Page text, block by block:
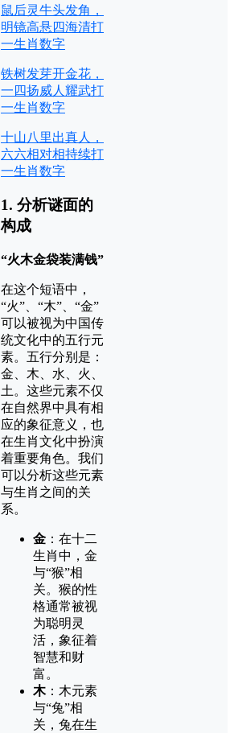
鼠后灵牛头发角，
明镜高悬四海清打
一生肖数字
铁树发芽开金花，
一四扬威人耀武打
一生肖数字
十山八里出真人，
六六相对相持续打
一生肖数字
1. 分析谜面的
构成
“火木金袋装满钱”
在这个短语中，
“火”、“木”、“金”
可以被视为中国传
统文化中的五行元
素。五行分别是：
金、木、水、火、
土。这些元素不仅
在自然界中具有相
应的象征意义，也
在生肖文化中扮演
着重要角色。我们
可以分析这些元素
与生肖之间的关
系。
金 ：在十二
生肖中，金
与“猴”相
关。猴的性
格通常被视
为聪明灵
活，象征着
智慧和财
富。
木：木元素
与“兔”相
关，兔在生